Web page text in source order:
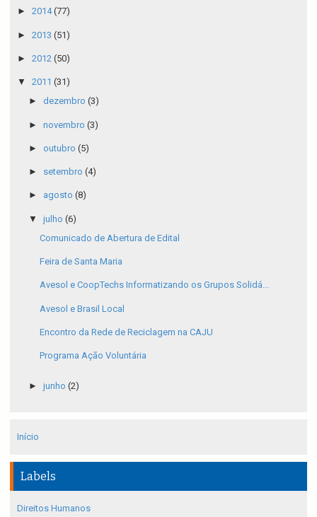
► 2014(77)
► 2013 (51)
► 2012 (50)
▼ 2011 (31)
► dezembro (3)
► novembro (3)
► outubro (5)
► setembro (4)
► agosto (8)
▼ julho (6)
Comunicado de Abertura de Edital
Feira de Santa Maria
Avesol e CoopTechs Informatizando os Grupos Solidá...
Avesol e Brasil Local
Encontro da Rede de Reciclagem na CAJU
Programa Ação Voluntária
► junho (2)
Início
Labels
Direitos Humanos